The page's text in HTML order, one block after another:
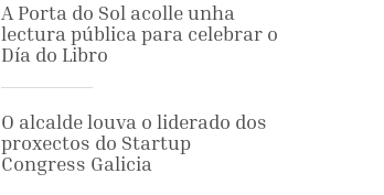
A Porta do Sol acolle unha
lectura pública para celebrar o
Día do Libro
O alcalde louva o liderado dos
proxectos do Startup
Congress Galicia